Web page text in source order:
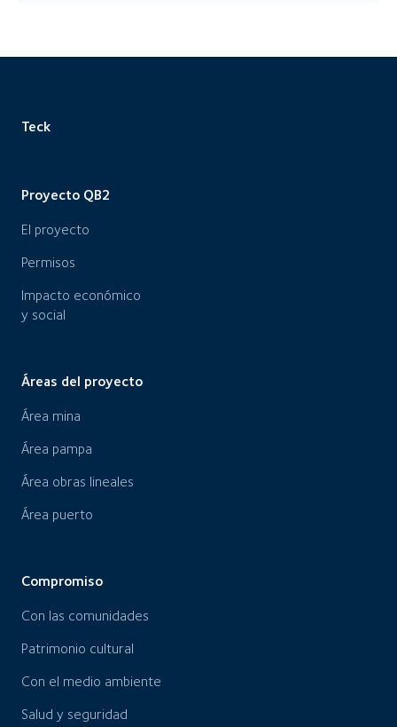
Teck
Proyecto QB2
El proyecto
Permisos
Impacto económico
y social
Áreas del proyecto
Área mina
Área pampa
Área obras lineales
Área puerto
Compromiso
Con las comunidades
Patrimonio cultural
Con el medio ambiente
Salud y seguridad